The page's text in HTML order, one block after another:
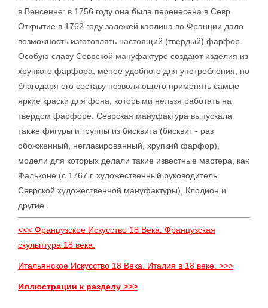
в Венсенне: в 1756 году она была перенесена в Севр.
Открытие в 1762 году залежей каолина во Франции дало
возможность изготовлять настоящий (твердый) фарфор.
Особую славу Севрской мануфактуре создают изделия из
хрупкого фарфора, менее удобного для употребления, но
благодаря его составу позволяющего применять самые
яркие краски для фона, которыми нельзя работать на
твердом фарфоре. Севрская мануфактура выпускала
также фигуры и группы из бисквита (бисквит - раз
обожженный, неглазированный, хрупкий фарфор),
модели для которых делали такие известные мастера, как
Фальконе (с 1767 г. художественный руководитель
Севрской художественной мануфактуры), Клодион и
другие.
<<< Французское Искусство 18 Века. Французская
скульптура 18 века.
Итальянское Искусство 18 Века. Италия в 18 веке. >>>
Иллюстрации к разделу >>>